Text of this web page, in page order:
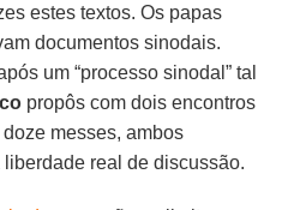
estes textos. Os papas
documentos sinodais.
um “processo sinodal” tal
propôs com dois encontros
messes, ambos
real de discussão.